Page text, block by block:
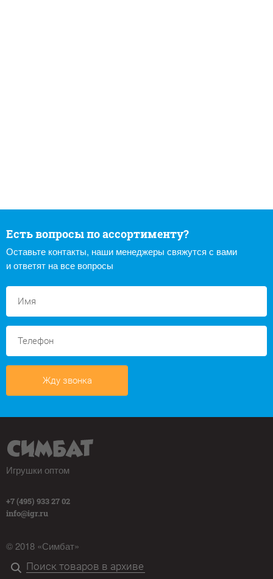
Есть вопросы по ассортименту?
Оставьте контакты, наши менеджеры свяжутся с вами
и ответят на все вопросы
Жду звонка
Игрушки оптом
+7 (495) 933 27 02
info@igr.ru
© 2018 «Симбат»